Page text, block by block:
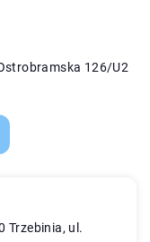
126/U2
Trzebinia, ul.